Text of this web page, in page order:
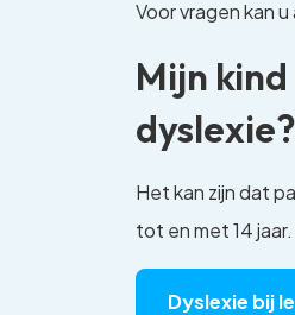
Voor vragen kan
Mijn
dyslexie?
Het kan zijn dat
tot en met 14
Dyslexie bij